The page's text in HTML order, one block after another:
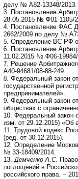
делу № А82-13348/2013.
3. Постановление
28.05.2015 № Ф01-1105/
4. Постановление ФАС
2662/2009 по делу №
5. Определение ВС РФ
6. Постановление
11.02.2015 № Ф06-
7. Решение
А40-94681/08-88-249.
8. Федеральный закон
государственной
предпринимателей».
9. Федеральный закон
обществах с
10. Федеральный закон
изм. от 29.12.2015) «Об
11. Трудовой кодекс
(ред. от 30.12.2015).
12. Определение
№ 33-18409/2014.
13.Демченко А.С.
поглощений в
российского права. –